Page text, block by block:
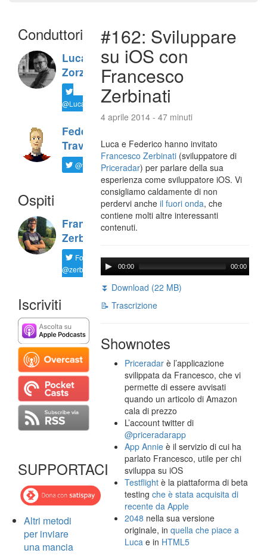
Conduttori
Luca
Zorzi
@LucaTNT
Federico
Travaini
@ftrava
Ospiti
Francesco
Zerbinati
Follow
@zerbfra
Iscriviti
SUPPORTACI
Altri metodi
per inviare
una mancia
#162: Sviluppare
su iOS con
Francesco
Zerbinati
4 aprile 2014 - 47 minuti
Luca e Federico hanno invitato
Francesco Zerbinati (sviluppatore di
Priceradar) per parlare della sua
esperienza come sviluppatore iOS. Vi
consigliamo caldamente di non
perdervi ancheil fuori onda, che
contiene molti altre interessanti
contenuti.
00:00 00:00
⏬ Download (22 MB)
📝 Trascrizione
Shownotes
Priceradar è l’applicazione
svilippata da Francesco, che vi
permette di essere avvisati
quando un articolo di Amazon
cala di prezzo
L’account twitter di
@priceradarapp
App Annie è il servizio di cui ha
parlato Francesco, utile per chi
sviluppa su iOS
Testflight è la piattaforma di beta
testingche è stata acquisita di
recente da Apple
2048 nella sua versione
originale, inquella che piace a
Luca e in HTML5